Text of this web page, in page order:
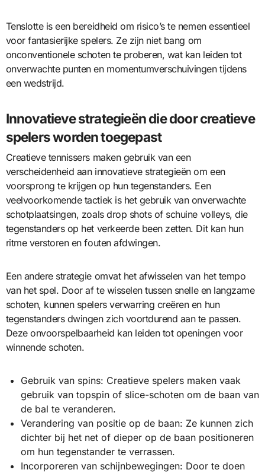
Tenslotte is een bereidheid om risico’s te nemen essentieel
voor fantasierijke spelers. Ze zijn niet bang om
onconventionele schoten te proberen, wat kan leiden tot
onverwachte punten en momentumverschuivingen tijdens
een wedstrijd.
Innovatieve strategieën die door creatieve
spelers worden toegepast
Creatieve tennissers maken gebruik van een
verscheidenheid aan innovatieve strategieën om een
voorsprong te krijgen op hun tegenstanders. Een
veelvoorkomende tactiek is het gebruik van onverwachte
schotplaatsingen, zoals drop shots of schuine volleys, die
tegenstanders op het verkeerde been zetten. Dit kan hun
ritme verstoren en fouten afdwingen.
Een andere strategie omvat het afwisselen van het tempo
van het spel. Door af te wisselen tussen snelle en langzame
schoten, kunnen spelers verwarring creëren en hun
tegenstanders dwingen zich voortdurend aan te passen.
Deze onvoorspelbaarheid kan leiden tot openingen voor
winnende schoten.
Gebruik van spins: Creatieve spelers maken vaak
gebruik van topspin of slice-schoten om de baan van
de bal te veranderen.
Verandering van positie op de baan: Ze kunnen zich
dichter bij het net of dieper op de baan positioneren
om hun tegenstander te verrassen.
Incorporeren van schijnbewegingen: Door te doen